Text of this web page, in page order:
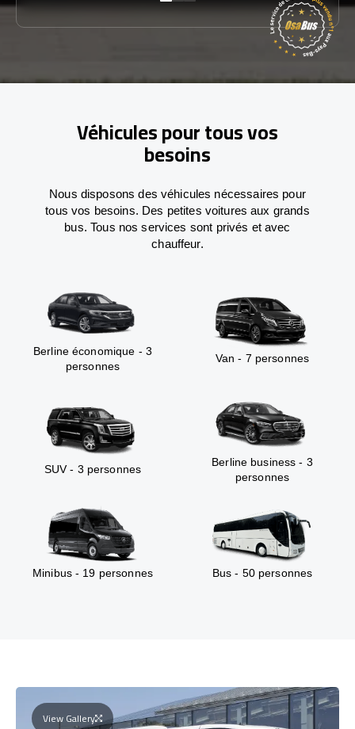
Véhicules pour tous vos
besoins
Nous disposons des véhicules nécessaires pour
tous vos besoins. Des petites voitures aux grands
bus. Tous nos services sont privés et avec
chauffeur.
Berline économique - 3
personnes
Van - 7 personnes
SUV - 3 personnes
Berline business - 3
personnes
Minibus - 19 personnes Bus - 50 personnes
View Gallery